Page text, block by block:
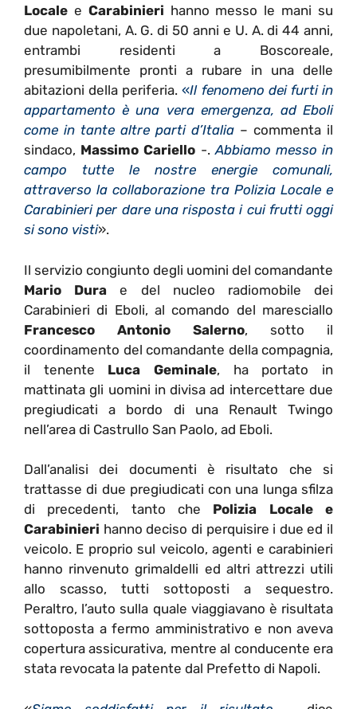
Locale e Carabinieri hanno messo le mani su
due napoletani, A. G. di 50 anni e U. A. di 44 anni,
entrambi residenti a Boscoreale,
presumibilmente pronti a rubare in una delle
abitazioni della periferia.«Il fenomeno dei furti in
appartamento è una vera emergenza, ad Eboli
come in tante altre parti d’Italia – commenta il
sindaco, Massimo Cariello -.Abbiamo messo in
campo tutte le nostre energie comunali,
attraverso la collaborazione tra Polizia Locale e
Carabinieri per dare una risposta i cui frutti oggi
si sono visti».
Il servizio congiunto degli uomini del comandante
Mario Dura e del nucleo radiomobile dei
Carabinieri di Eboli, al comando del maresciallo
Francesco Antonio Salerno, sotto il
coordinamento del comandante della compagnia,
il tenente Luca Geminale, ha portato in
mattinata gli uomini in divisa ad intercettare due
pregiudicati a bordo di una Renault Twingo
nell’area di Castrullo San Paolo, ad Eboli.
Dall’analisi dei documenti è risultato che si
trattasse di due pregiudicati con una lunga sfilza
di precedenti, tanto che Polizia Locale e
Carabinieri hanno deciso di perquisire i due ed il
veicolo. E proprio sul veicolo, agenti e carabinieri
hanno rinvenuto grimaldelli ed altri attrezzi utili
allo scasso, tutti sottoposti a sequestro.
Peraltro, l’auto sulla quale viaggiavano è risultata
sottoposta a fermo amministrativo e non aveva
copertura assicurativa, mentre al conducente era
stata revocata la patente dal Prefetto di Napoli.